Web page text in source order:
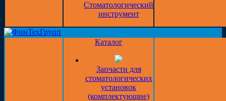
Стоматологический
инструмент
Каталог
Запчасти для
стоматологических
установок
(комплектующие)